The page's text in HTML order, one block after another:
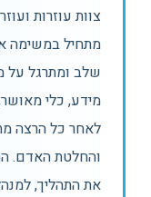
צוות עוזרות
מתחיל במשימה
שלב ומתרגל על
מידע, כלי
לאחר כל הרצה
והחלטת האדם.
את התהליך,